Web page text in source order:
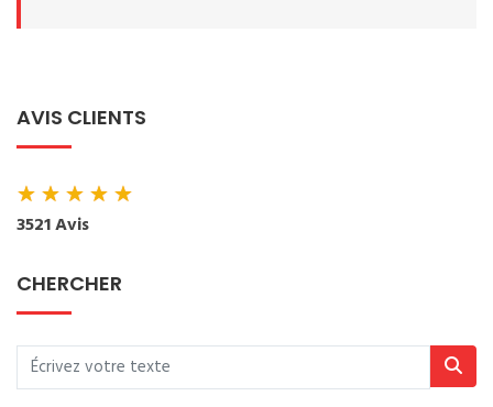
AVIS CLIENTS
★★★★★
3521 Avis
CHERCHER